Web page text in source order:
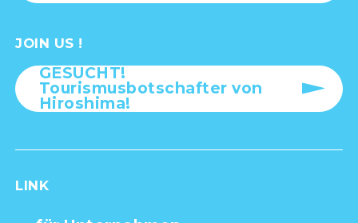
JOIN US !
GESUCHT!
Tourismusbotschafter von
Hiroshima!
LINK